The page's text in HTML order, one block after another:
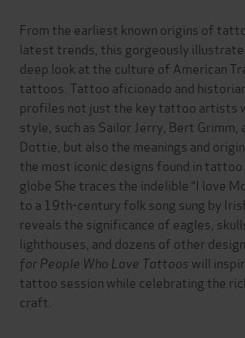
From the earliest known origins of
latest trends, this gorgeously
deep look at the culture of American
tattoos. Tattoo aficionado and
profiles not just the key tattoo artists
style, such as Sailor Jerry, Bert Grimm,
Dottie, but also the meanings and
the most iconic designs found in tattoo
globe She traces the indelible “I love
to a 19th-century folk song sung by
reveals the significance of eagles,
lighthouses, and dozens of other
for People Who Love Tattoos will
tattoo session while celebrating the